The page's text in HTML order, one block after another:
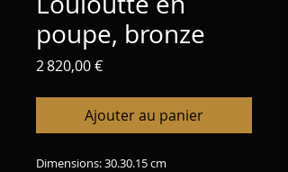
poupe, bronze
2 820,00 €Prix
Ajouter au panier
Dimensions: 30.30.15 cm